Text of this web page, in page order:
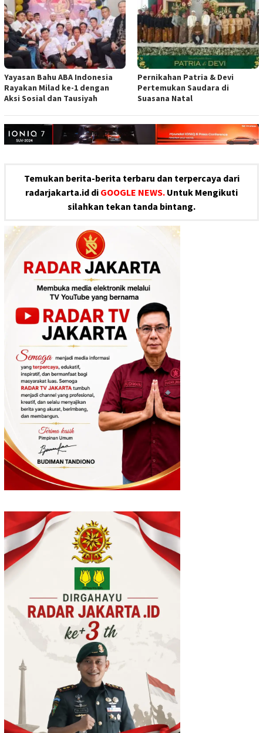
Yayasan Bahu ABA Indonesia
Rayakan Milad ke-1 dengan
Aksi Sosial dan Tausiyah
Pernikahan Patria & Devi
Pertemukan Saudara di
Suasana Natal
Temukan berita-berita terbaru dan terpercaya dari
radarjakarta.id di GOOGLE NEWS. Untuk Mengikuti
silahkan tekan tanda bintang.